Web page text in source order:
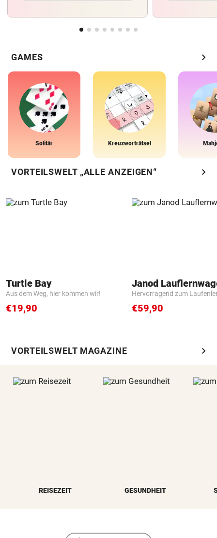
GAMES chevron_right
Solitär Kreuzworträtsel
VORTEILSWELT „ALLE ANZEIGEN“ chevron_right
Turtle Bay
Aus dem Weg, hier kommen wir!
€19,90
Janod
Hervorragend zum
€59,90
VORTEILSWELT MAGAZINE chevron_right
REISEZEIT GESUNDHEIT